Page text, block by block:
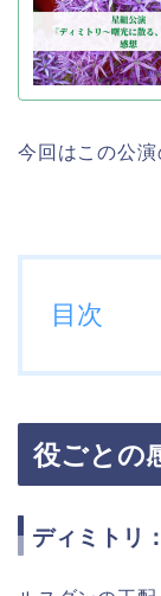
今回はこの公演
目次
役ごとの
ディミトリ